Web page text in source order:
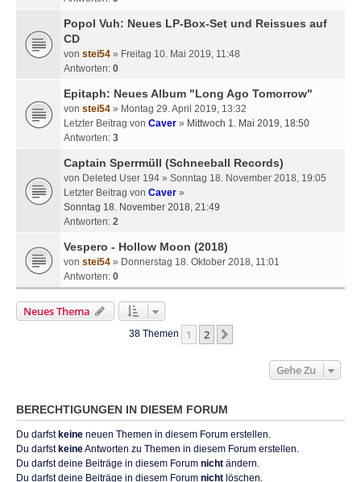
Popol Vuh: Neues LP-Box-Set und Reissues auf
CD
von stei54 » Freitag 10. Mai 2019, 11:48
Antworten: 0
Epitaph: Neues Album "Long Ago Tomorrow"
von stei54 » Montag 29. April 2019, 13:32
Letzter Beitrag von Caver » Mittwoch 1. Mai 2019, 18:50
Antworten: 3
Captain Sperrmüll (Schneeball Records)
von Deleted User 194 » Sonntag 18. November 2018, 19:05
Letzter Beitrag von Caver »
Sonntag 18. November 2018, 21:49
Antworten: 2
Vespero - Hollow Moon (2018)
von stei54 » Donnerstag 18. Oktober 2018, 11:01
Antworten: 0
Neues Thema
38 Themen 1 2
Gehe Zu
BERECHTIGUNGEN IN DIESEM FORUM
Du darfstkeine neuen Themen in diesem Forum erstellen.
Du darfstkeineAntworten zu Themen in diesem Forum erstellen.
Du darfst deine Beiträge in diesem Forum nicht ändern.
Du darfst deine Beiträge in diesem Forum nicht löschen.